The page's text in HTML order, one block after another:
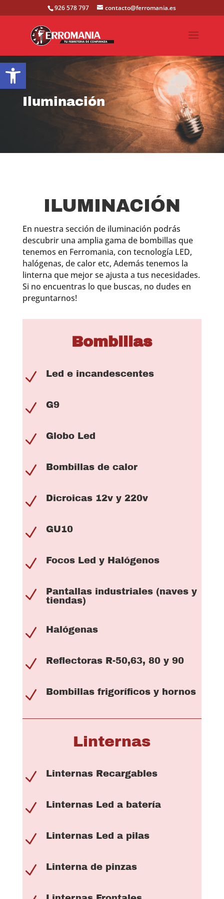
Abrir barra de herramientas
926 578 797 contacto@ferromania.es
Iluminación
ILUMINACIÓN
En nuestra sección de iluminación podrás
descubrir una amplia gama de bombillas que
tenemos en Ferromania, con tecnología LED,
halógenas, de calor etc, Además tenemos la
linterna que mejor se ajusta a tus necesidades.
Si no encuentras lo que buscas, no dudes en
preguntarnos!
Bombillas
N Led e incandescentes
N G9
N Globo Led
N Bombillas de calor
N Dicroicas 12v y 220v
N GU10
N Focos Led y Halógenos
N
Pantallas industriales (naves y
tiendas)
N Halógenas
N Reflectoras R-50,63, 80 y 90
N Bombillas frigoríficos y hornos
Linternas
N Linternas Recargables
N Linternas Led a batería
N Linternas Led a pilas
N Linterna de pinzas